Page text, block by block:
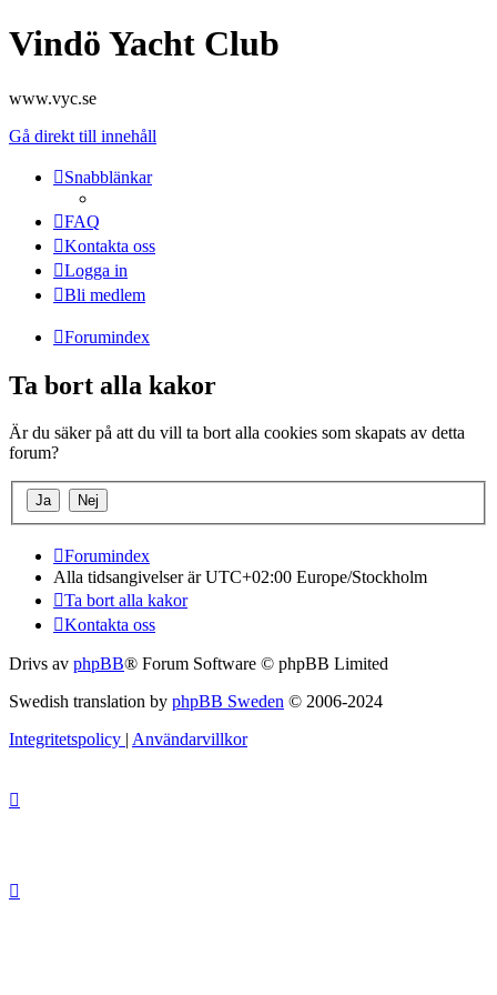
Vindö Yacht Club
www.vyc.se
Gå direkt till innehåll
Snabblänkar
FAQ
Kontakta oss
Logga in
Bli medlem
Forumindex
Ta bort alla kakor
Är du säker på att du vill ta bort alla cookies som skapats av detta
forum?
Forumindex
Alla tidsangivelser är UTC+02:00 Europe/Stockholm
Ta bort alla kakor
Kontakta oss
Drivs av phpBB® Forum Software © phpBB Limited
Swedish translation by phpBB Sweden © 2006-2024
Integritetspolicy | Användarvillkor